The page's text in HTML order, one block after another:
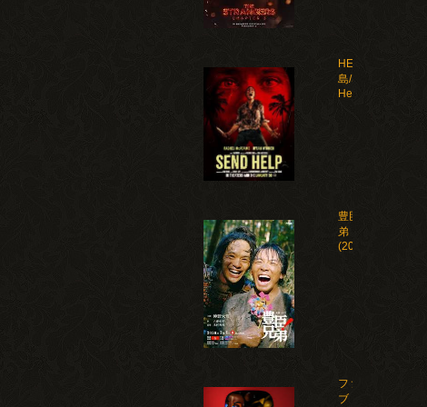
HELP 復讐
島/Send
Help(2026)
豊臣兄
弟！
(2026)
ファイ
ブ・ナ